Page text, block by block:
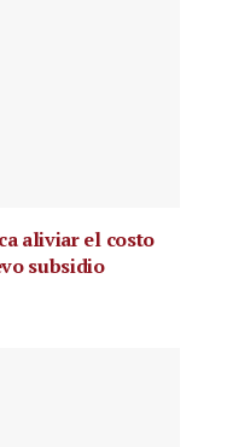
aliviar el costo
subsidio